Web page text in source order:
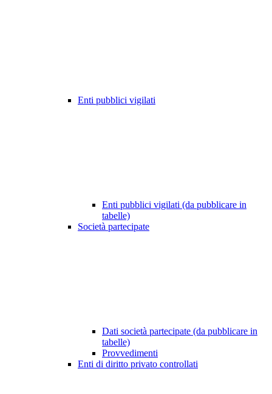
Enti pubblici vigilati
Enti pubblici vigilati (da pubblicare in
tabelle)
Società partecipate
Dati società partecipate (da pubblicare in
tabelle)
Provvedimenti
Enti di diritto privato controllati